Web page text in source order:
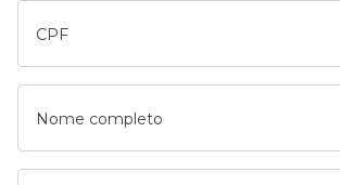
CPF
Nome completo